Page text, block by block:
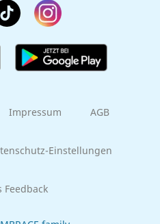
Impressum AGB
Einstellungen
Feedback